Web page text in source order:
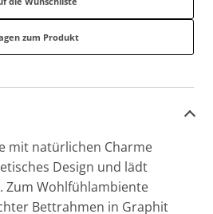
zum Produkt
mit natürlichen Charme
Design und lädt
Zum Wohlfühlambiente
Bettrahmen in Graphit